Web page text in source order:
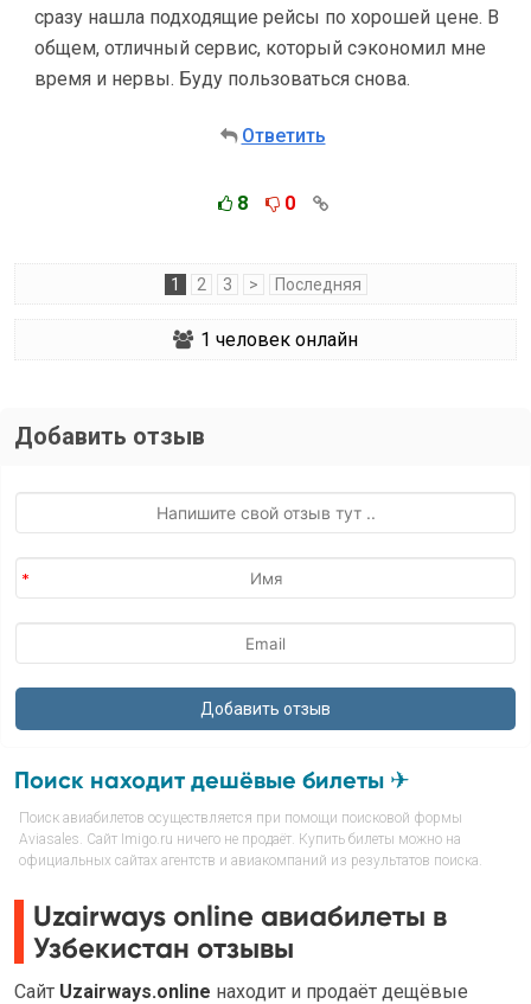
сразу нашла подходящие рейсы по хорошей цене. В
общем, отличный сервис, который сэкономил мне
время и нервы. Буду пользоваться снова.
Ответить
8 0
1 2 3 > Последняя
1 человек онлайн
Добавить отзыв
Поиск находит дешёвые билеты ✈
Поиск авиабилетов осуществляется при помощи поисковой формы
Aviasales. Сайт Imigo.ru ничего не продаёт. Купить билеты можно на
официальных сайтах агентств и авиакомпаний из результатов поиска.
Uzairways online авиабилеты в
Узбекистан отзывы
Сайт Uzairways.online находит и продаёт дещёвые